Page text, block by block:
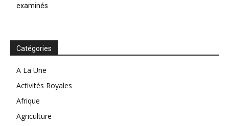
examinés
Catégories
A La Une
Activités Royales
Afrique
Agriculture